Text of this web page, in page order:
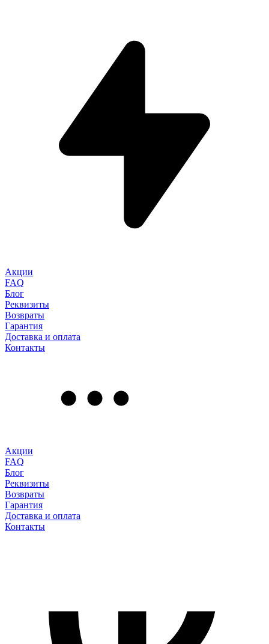
Акции
FAQ
Блог
Реквизиты
Возвраты
Гарантия
Доставка и оплата
Контакты
Акции
FAQ
Блог
Реквизиты
Возвраты
Гарантия
Доставка и оплата
Контакты